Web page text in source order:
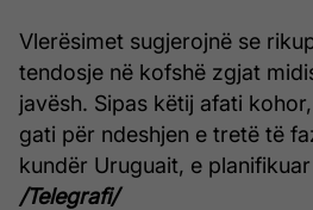
Vlerësimet sugjerojnë se
tendosje në kofshë zgjat
javësh. Sipas këtij afati
gati për ndeshjen e tretë të
kundër Uruguait, e
/Telegrafi/